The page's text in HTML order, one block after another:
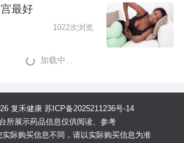
最好
1022次浏览
加载中...
复禾健康 苏ICP备2025211236号-14
所展示药品信息仅供阅读、参考
际购买信息不同，请以实际购买信息为准